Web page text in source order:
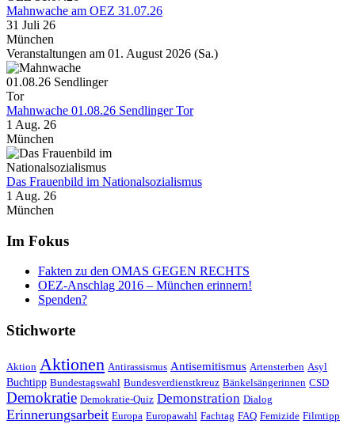
Mahnwache am OEZ 31.07.26
31 Juli 26
München
Veranstaltungen am 01. August 2026 (Sa.)
Mahnwache 01.08.26 Sendlinger Tor
1 Aug. 26
München
Das Frauenbild im Nationalsozialismus
1 Aug. 26
München
Im Fokus
Fakten zu den OMAS GEGEN RECHTS
OEZ-Anschlag 2016 – München erinnern!
Spenden?
Stichworte
Aktion Aktionen Antirassismus Antisemitismus Artensterben Asyl
Buchtipp Bundestagswahl Bundesverdienstkreuz Bänkelsängerinnen CSD
Demokratie Demokratie-Quiz Demonstration Dialog
Erinnerungsarbeit Europa Europawahl Fachtag FAQ Femizide Filmtipp